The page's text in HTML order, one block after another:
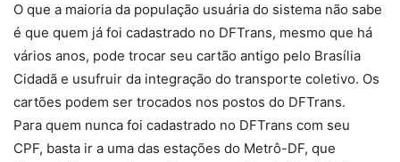
O que a maioria da população usuária do sistema não sabe
é que quem já foi cadastrado no DFTrans, mesmo que há
vários anos, pode trocar seu cartão antigo pelo Brasília
Cidadã e usufruir da integração do transporte coletivo. Os
cartões podem ser trocados nos postos do DFTrans.
Para quem nunca foi cadastrado no DFTrans com seu
CPF, basta ir a uma das estações do Metrô-DF, que